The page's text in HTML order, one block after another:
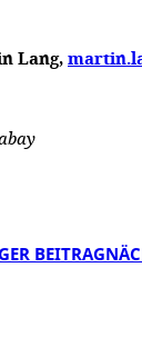
Lang,
BEITRAG